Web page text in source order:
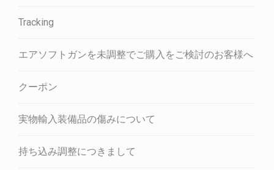
Tracking
エアソフトガンを未調整でご購入をご検討のお客様へ
クーポン
実物輸入装備品の傷みについて
持ち込み調整につきまして